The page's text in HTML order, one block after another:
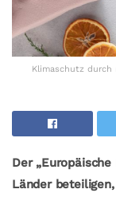
Klimaschutz durch
Der
Länder